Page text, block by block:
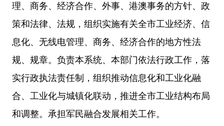
理、商务、经济合作、外事、港澳事务的方针、政
策和法律、法规，组织实施有关全市工业经济、信
息化、无线电管理、商务、经济合作的地方性法
规、规章。负责本系统、本部门依法行政工作，落
实行政执法责任制，组织推动信息化和工业化融
合、工业化与城镇化联动，推进全市工业结构布局
和调整。承担军民融合发展相关工作。